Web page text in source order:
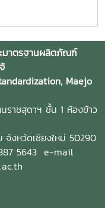
รีย์ MMO ตราแม่โจ้
ยชื่อสถานที่ดังกล่าว
างการ การลงพื้นที่
นา ซูแสวงทรัพย์ รอง
ายพัฒน์ โกจินอก
ลิต พร้อมด้วยบุคลากร
วิทยาศาสตร์ นาย
ะ นายนิวัช ออนศรี ผู้
คุณภาพและมาตรฐาน
ที่มุ่งเน้นการวิจัย
ารผลิตและการ
มาตรฐานผลิตภัณฑ์
Maejo
ราชสุดาฯ ชั้น 1 ห้องข้าว
จังหวัดเชียงใหม่ 50290
5643 e-mail